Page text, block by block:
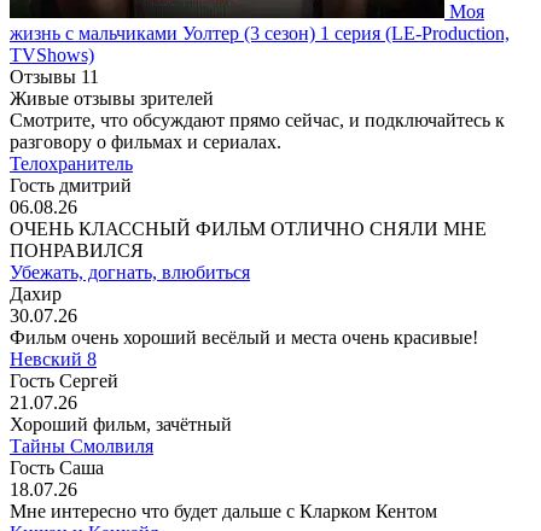
Моя
жизнь с мальчиками Уолтер (3 сезон) 1 серия (LE-Production,
TVShows)
Отзывы 11
Живые отзывы зрителей
Смотрите, что обсуждают прямо сейчас, и подключайтесь к
разговору о фильмах и сериалах.
Телохранитель
Гость дмитрий
06.08.26
ОЧЕНЬ КЛАССНЫЙ ФИЛЬМ ОТЛИЧНО СНЯЛИ МНЕ
ПОНРАВИЛСЯ
Убежать, догнать, влюбиться
Дахир
30.07.26
Фильм очень хороший весёлый и места очень красивые!
Невский 8
Гость Сергей
21.07.26
Хороший фильм, зачётный
Тайны Смолвиля
Гость Саша
18.07.26
Мне интересно что будет дальше с Кларком Кентом